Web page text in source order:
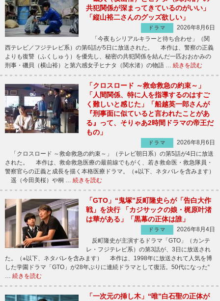
共犯関係が深まってきているのがいい」
「縦山裕二さんのグッズ欲しい」
ドラマ
2026年8月6日
「今夜もシリアルキラーと待ち合わせ」（関
西テレビ／フジテレビ系）の第6話が5日に放送された。 本作は、警察の正義
よりも復讐（ふくしゅう）を優先し、秘密の共犯関係を結んだ一匹おおかみの
刑事・磯貝（横山裕）と第六感女子ヒナタ（関水渚）の物語 … 続きを読む
「クロスロード ～救命救急の約束～」
「人間関係、特に人を指導するのはすご
く難しいと感じた」「船越英一郎さんが
『刑事面に似ていると言われたことがあ
る』って、そりゃあ2時間ドラマの帝王だ
もの」
ドラマ
2026年8月6日
「クロスロード ～救命救急の約束～」（テレビ朝日系）の第5話が4日に放送
された。 本作は、救命救急医療の最前線でもがく、若き救命医・救急隊員・
警察官らの正義と成長を描く本格医療ドラマ。（※以下、ネタバレを含みます）
遥（今田美桜）や桐 … 続きを読む
「GTO」“鬼塚”反町隆史らが「告白大作
戦」を決行 「カジサックの娘・梶原叶渚
は華がある」「黒幕の正体は誰」
ドラマ
2026年8月4日
反町隆史が主演するドラマ「GTO」（カンテ
レ・フジテレビ系）の第3話が、3日に放送され
た。（※以下、ネタバレを含みます） 本作は、1998年に放送されて人気を博
した学園ドラマ「GTO」が28年ぶりに連続ドラマとして復活。50代になった“
… 続きを読む
「一次元の挿し木」“唯”白石聖の正体が